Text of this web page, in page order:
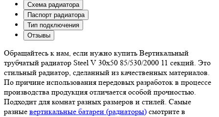
Схема радиатора
Паспорт радиатора
Тип подключения
Отзывы
Обращайтесь к нам, если нужно купить Вертикальный
трубчатый радиатор Steel V 30х50 85/530/2000 11 секций. Это
стильный радиатор, сделанный из качественных материалов.
По причине использования передовых разработок в процессе
производства продукция отличается особой прочностью.
Подходит для комнат разных размеров и стилей. Самые
разные вертикальные батареи (радиаторы) смотрите в